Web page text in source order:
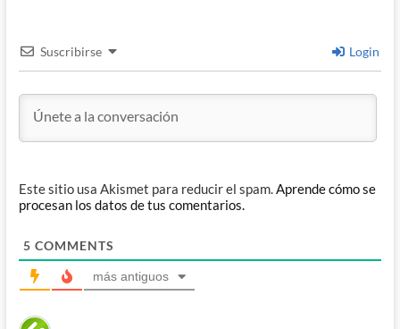
Suscribirse Login
Este sitio usa Akismet para reducir el spam.Aprende cómo se
procesan los datos de tus comentarios.
5 COMMENTS
más antiguos